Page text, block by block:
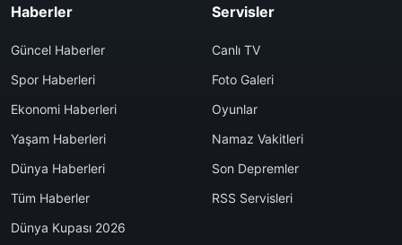
Haberler
Güncel Haberler
Spor Haberleri
Ekonomi Haberleri
Yaşam Haberleri
Dünya Haberleri
Tüm Haberler
Dünya Kupası 2026
Servisler
Canlı TV
Foto Galeri
Oyunlar
Namaz Vakitleri
Son Depremler
RSS Servisleri